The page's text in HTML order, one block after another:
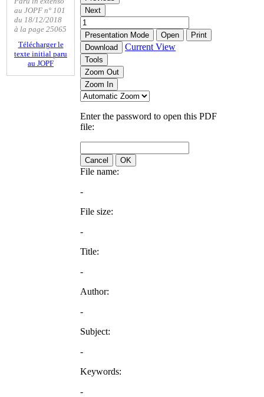
au JOPF n° 101
du 18/12/2018
à la page 25065
Télécharger le
texte initial paru
au JOPF
Next
Presentation Mode Open
Print
Download
Current View
Tools
Zoom Out
Zoom In
Enter the password to open this PDF
file:
Cancel OK
File name:
-
File size:
-
Title:
-
Author:
-
Subject:
-
Keywords:
-